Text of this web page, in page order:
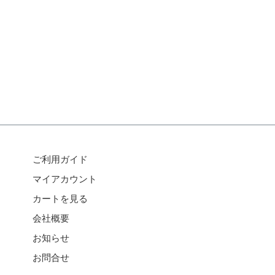
ご利用ガイド
マイアカウント
カートを見る
会社概要
お知らせ
お問合せ